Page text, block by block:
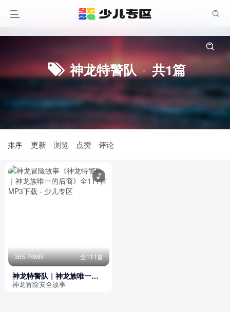
一年级
四年级 五年级
六年级
注册领积分 尊享全站权益
登录
神龙特警队 共1篇
排序 更新 浏览 点赞 评论
365.76MB 全111首
神龙特警队｜神龙族唯一的
后裔
神龙冒险安全故事